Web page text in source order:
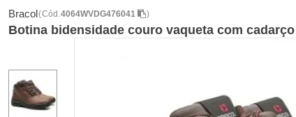
Bracol(Cód. 4064WVDG476041 )
Botina bidensidade couro vaqueta com cadarço